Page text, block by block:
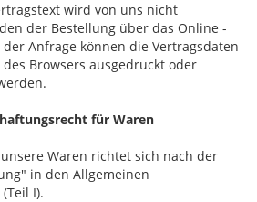
wird von uns nicht
der Bestellung über das Online -
Anfrage können die Vertragsdaten
Browsers ausgedruckt oder
für Waren
Waren richtet sich nach der
in den Allgemeinen
I).